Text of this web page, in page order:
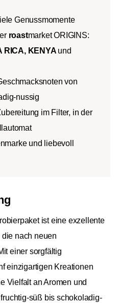
Genussmomente
roastmarket ORIGINS:
RICA, KENYA und
von
nussig
im Filter, in der
und liebevoll
ist eine exzellente
nach neuen
einer sorgfältig
einzigartigen Kreationen
Vielfalt an Aromen und
süß bis schokoladig-